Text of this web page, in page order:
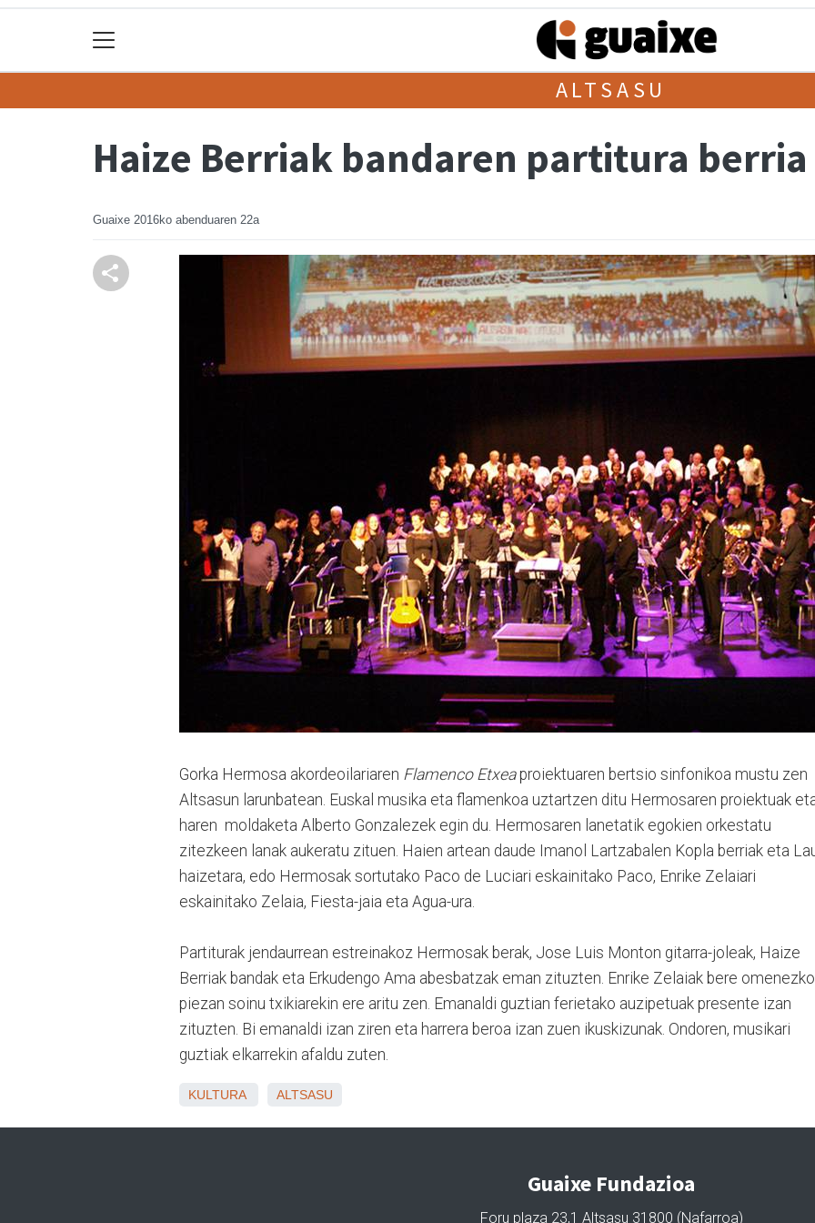
ALTSASU
Haize Berriak bandaren partitura berria
Guaixe 2016ko abenduaren 22a
Gorka Hermosa akordeoilariaren Flamenco Etxeaproiektuaren bertsio sinfonikoa mustu zen
Altsasun larunbatean. Euskal musika eta flamenkoa uztartzen ditu Hermosaren proiektuak
haren moldaketa Alberto Gonzalezek egin du. Hermosaren lanetatik egokien orkestatu
zitezkeen lanak aukeratu zituen. Haien artean daude Imanol Lartzabalen Kopla berriak eta
haizetara, edo Hermosak sortutako Paco de Luciari eskainitako Paco, Enrike Zelaiari
eskainitako Zelaia, Fiesta-jaia eta Agua-ura.
Partiturak jendaurrean estreinakoz Hermosak berak, Jose Luis Monton gitarra-joleak, Haize
Berriak bandak eta Erkudengo Ama abesbatzak eman zituzten. Enrike Zelaiak bere omenezko
piezan soinu txikiarekin ere aritu zen. Emanaldi guztian ferietako auzipetuak presente izan
zituzten. Bi emanaldi izan ziren eta harrera beroa izan zuen ikuskizunak. Ondoren, musikari
guztiak elkarrekin afaldu zuten.
KULTURA ALTSASU
Guaixe Fundazioa
Foru plaza 23,1 Altsasu 31800 (Nafarroa)